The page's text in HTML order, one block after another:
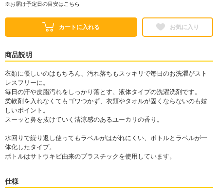
※お届け予定日の目安は こちら
カートに入れる お気に入り
商品説明
衣類に優しいのはもちろん、汚れ落ちもスッキリで毎日のお洗濯がスト
レスフリーに。
毎日の汗や皮脂汚れをしっかり落とす、液体タイプの洗濯洗剤です。
柔軟剤を入れなくてもゴワつかず、衣類やタオルが固くならないのも嬉
しいポイント。
スーッと鼻を抜けていく清涼感のあるユーカリの香り。
水回りで繰り返し使ってもラベルがはがれにくい、ボトルとラベルが一
体化したタイプ。
ボトルはサトウキビ由来のプラスチックを使用しています。
仕様